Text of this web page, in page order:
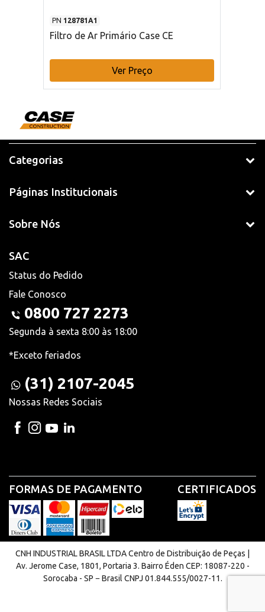
PN 128781A1
Filtro de Ar Primário Case CE
Ver Preço
Categorias
Páginas Institucionais
Sobre Nós
SAC
Status do Pedido
Fale Conosco
0800 727 2273
Segunda à sexta 8:00 às 18:00
*Exceto feriados
(31) 2107-2045
Nossas Redes Sociais
FORMAS DE PAGAMENTO CERTIFICADOS
CNH INDUSTRIAL BRASIL LTDA Centro de Distribuição de Peças |
Av. Jerome Case, 1801, Portaria 3. Bairro Éden CEP: 18087-220 -
Sorocaba - SP − Brasil CNPJ 01.844.555/0027-11.